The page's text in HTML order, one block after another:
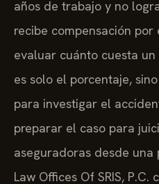
años de trabajo y no
recibe compensación por
evaluar cuánto cuesta
es solo el porcentaje,
para investigar el
preparar el caso para
aseguradoras desde